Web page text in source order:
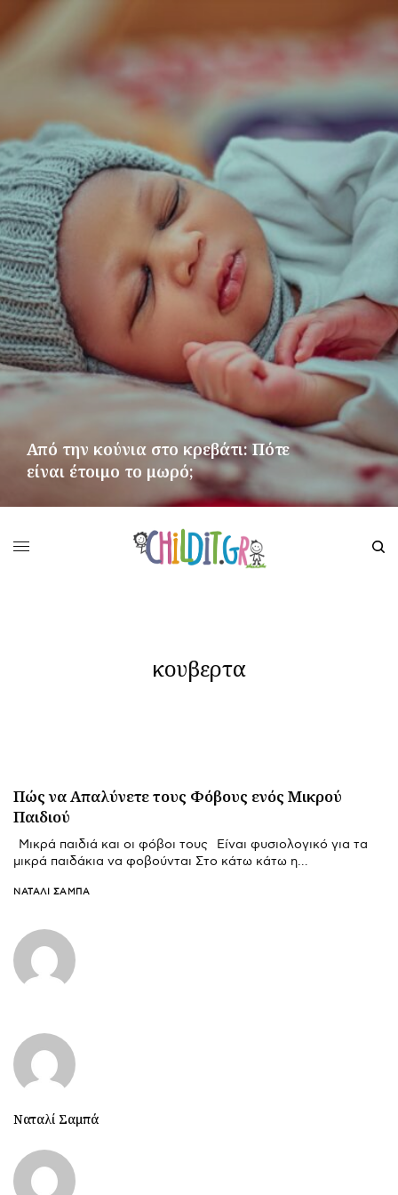
Από την κούνια στο κρεβάτι: Πότε
είναι έτοιμο το μωρό;
κουβερτα
Πώς να Απαλύνετε τους Φόβους ενός Μικρού
Παιδιού
Μικρά παιδιά και οι φόβοι τους Είναι φυσιολογικό για τα
μικρά παιδάκια να φοβούνται Στο κάτω κάτω η…
ΝΑΤΑΛΊ ΣΑΜΠΆ
Ναταλί Σαμπά